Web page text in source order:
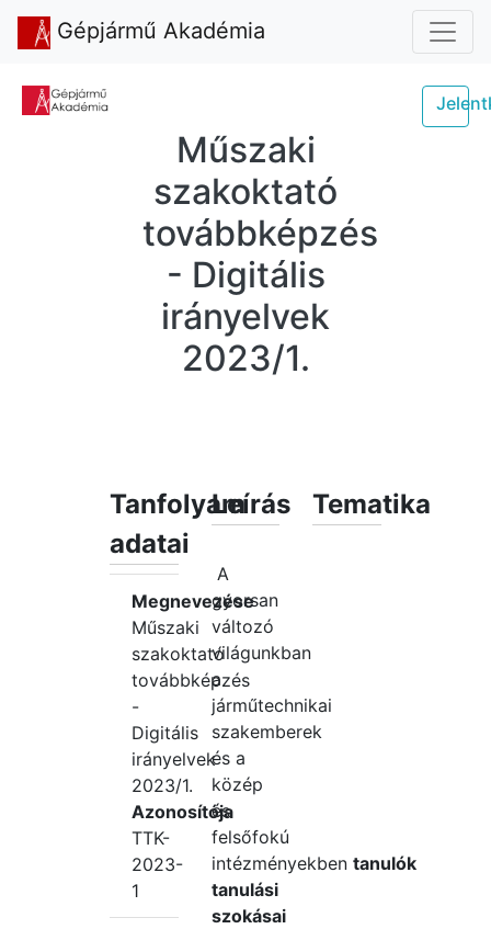
Gépjármű Akadémia
Műszaki
szakoktató
továbbképzés
- Digitális
irányelvek
2023/1.
Tanfolyam
adatai
Megnevezése
Műszaki
szakoktató
továbbképzés
-
Digitális
irányelvek
2023/1.
Azonosítója
TTK-
2023-
1
Leírás
A
gyorsan
változó
világunkban
a
járműtechnikai
szakemberek
és a
közép
és
felsőfokú
intézményekben tanulók
tanulási
szokásai
Tematika